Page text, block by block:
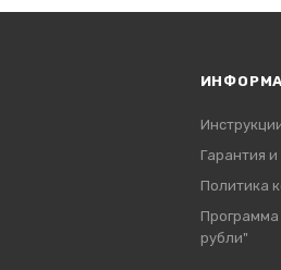
Гарантия
Политика
рубли"